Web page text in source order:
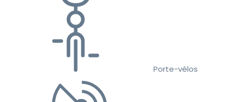
Porte-vélos